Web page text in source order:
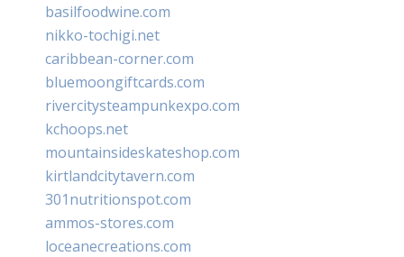
basilfoodwine.com
nikko-tochigi.net
caribbean-corner.com
bluemoongiftcards.com
rivercitysteampunkexpo.com
kchoops.net
mountainsideskateshop.com
kirtlandcitytavern.com
301nutritionspot.com
ammos-stores.com
loceanecreations.com